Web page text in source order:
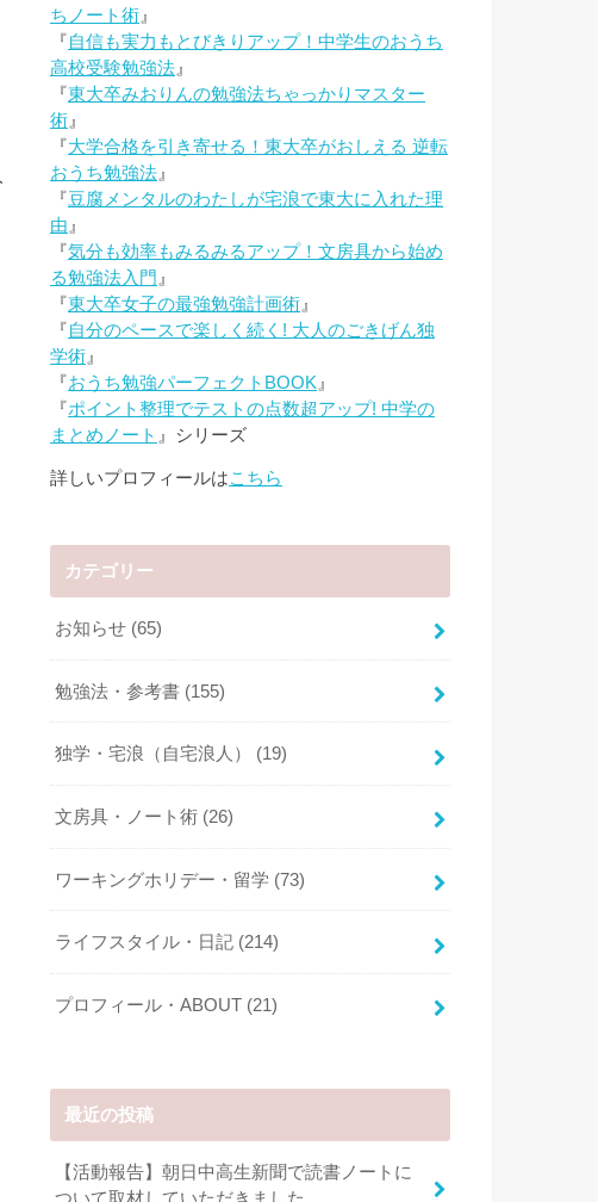
ちノート術 』
『自信も実力もとびきりアップ！中学生のおうち
高校受験勉強法 』
『東大卒みおりんの勉強法ちゃっかりマスター
術 』
『大学合格を引き寄せる！東大卒がおしえる 逆転
おうち勉強法 』
『豆腐メンタルのわたしが宅浪で東大に入れた理
由 』
『気分も効率もみるみるアップ！文房具から始め
る勉強法入門 』
『東大卒女子の最強勉強計画術 』
『自分のペースで楽しく続く! 大人のごきげん独
学術 』
『おうち勉強パーフェクトBOOK 』
『ポイント整理でテストの点数超アップ! 中学の
まとめノート 』シリーズ
詳しいプロフィールはこちら
カテゴリー
お知らせ (65)
勉強法・参考書 (155)
独学・宅浪（自宅浪人） (19)
文房具・ノート術 (26)
ワーキングホリデー・留学 (73)
ライフスタイル・日記 (214)
プロフィール・ABOUT (21)
最近の投稿
【活動報告】朝日中高生新聞で読書ノートに